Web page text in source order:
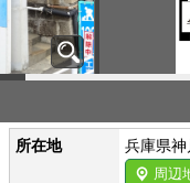
所在地 兵庫県
周辺